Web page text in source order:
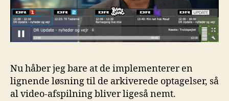
Nu håber jeg bare at de implementerer en
lignende løsning til de arkiverede optagelser, så
al video-afspilning bliver ligeså nemt.